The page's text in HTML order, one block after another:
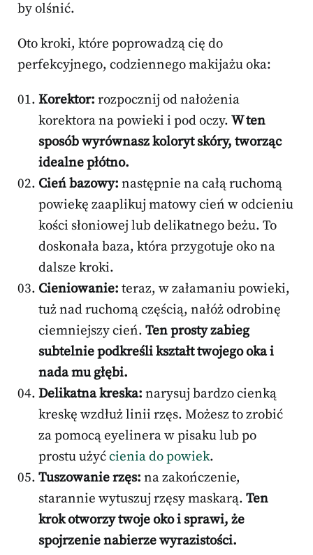
by olśnić.
Oto kroki, które poprowadzą cię do
perfekcyjnego, codziennego makijażu oka:
Korektor: rozpocznij od nałożenia
korektora na powieki i pod oczy. W ten
sposób wyrównasz koloryt skóry, tworząc
idealne płótno.
Cień bazowy: następnie na całą ruchomą
powiekę zaaplikuj matowy cień w odcieniu
kości słoniowej lub delikatnego beżu. To
doskonała baza, która przygotuje oko na
dalsze kroki.
Cieniowanie: teraz, w załamaniu powieki,
tuż nad ruchomą częścią, nałóż odrobinę
ciemniejszy cień. Ten prosty zabieg
subtelnie podkreśli kształt twojego oka i
nada mu głębi.
Delikatna kreska: narysuj bardzo cienką
kreskę wzdłuż linii rzęs. Możesz to zrobić
za pomocą eyelinera w pisaku lub po
prostu użyćcienia do powiek.
Tuszowanie rzęs: na zakończenie,
starannie wytuszuj rzęsy maskarą. Ten
krok otworzy twoje oko i sprawi, że
spojrzenie nabierze wyrazistości.